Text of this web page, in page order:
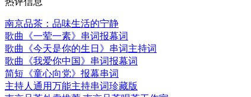
南京品茶：品味生活的宁静
歌曲《一荤一素》串词报幕词
歌曲《今天是你的生日》串词主持词
歌曲《我爱你中国》串词报幕词
简短《童心向党》报幕串词
主持人通用万能主持串词珍藏版